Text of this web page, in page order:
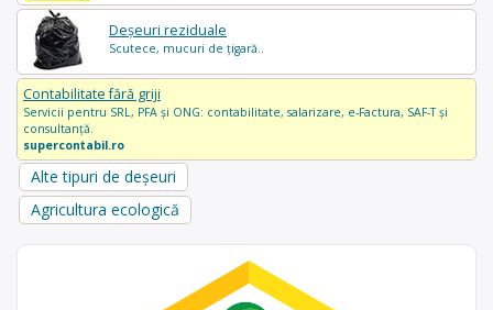
Deșeuri reziduale
Scutece, mucuri de țigară..
Contabilitate fără griji
Servicii pentru SRL, PFA și ONG: contabilitate, salarizare, e-Factura, SAF-T și
consultanță.
supercontabil.ro
Alte tipuri de deșeuri
Agricultura ecologică